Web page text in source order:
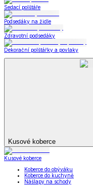
Sedací polštáře
Podsedáky na židle
Zdravotní podsedáky
Dekorační polštářky a povlaky
Kusové koberce
Kusové koberce
Koberce do obýváku
Koberce do kuchyně
Nášlapy na schody